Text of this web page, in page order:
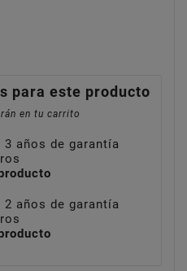
para este producto
en tu carrito
3 años de garantía
2 años de garantía